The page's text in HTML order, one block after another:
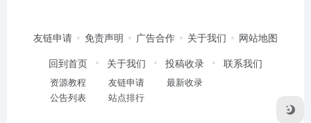
友链申请 免责声明 广告合作 关于我们
网站地图
回到首页
资源教程
公告列表
关于我们
友链申请
站点排行
投稿收录
最新收录
联系我们